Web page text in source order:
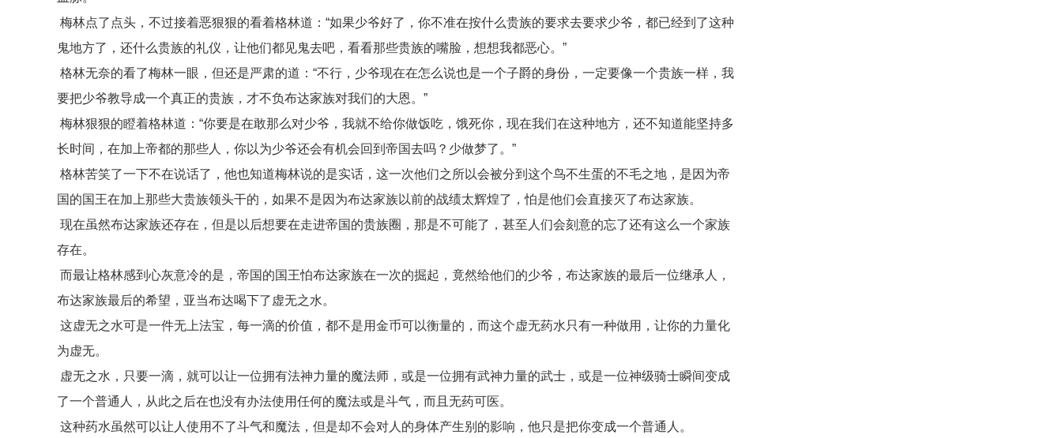
梅林点了点头，不过接着恶狠狠的看着格林道：“如果少爷好了，你不准在按什么贵族的要求去要求少爷，都已经到了这种
鬼地方了，还什么贵族的礼仪，让他们都见鬼去吧，看看那些贵族的嘴脸，想想我都恶心。”
格林无奈的看了梅林一眼，但还是严肃的道：“不行，少爷现在在怎么说也是一个子爵的身份，一定要像一个贵族一样，我
要把少爷教导成一个真正的贵族，才不负布达家族对我们的大恩。”
梅林狠狠的瞪着格林道：“你要是在敢那么对少爷，我就不给你做饭吃，饿死你，现在我们在这种地方，还不知道能坚持多
长时间，在加上帝都的那些人，你以为少爷还会有机会回到帝国去吗？少做梦了。”
格林苦笑了一下不在说话了，他也知道梅林说的是实话，这一次他们之所以会被分到这个鸟不生蛋的不毛之地，是因为帝
国的国王在加上那些大贵族领头干的，如果不是因为布达家族以前的战绩太辉煌了，怕是他们会直接灭了布达家族。
现在虽然布达家族还存在，但是以后想要在走进帝国的贵族圈，那是不可能了，甚至人们会刻意的忘了还有这么一个家族
存在。
而最让格林感到心灰意冷的是，帝国的国王怕布达家族在一次的掘起，竟然给他们的少爷，布达家族的最后一位继承人，
布达家族最后的希望，亚当布达喝下了虚无之水。
这虚无之水可是一件无上法宝，每一滴的价值，都不是用金币可以衡量的，而这个虚无药水只有一种做用，让你的力量化
为虚无。
虚无之水，只要一滴，就可以让一位拥有法神力量的魔法师，或是一位拥有武神力量的武士，或是一位神级骑士瞬间变成
了一个普通人，从此之后在也没有办法使用任何的魔法或是斗气，而且无药可医。
这种药水虽然可以让人使用不了斗气和魔法，但是却不会对人的身体产生别的影响，他只是把你变成一个普通人。